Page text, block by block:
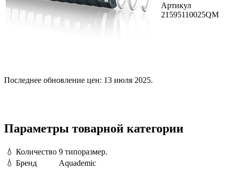
Артикул
21595110025QM
Последнее обновление цен: 13 июля 2025.
Параметры товарной категории
💧 Количество 9 типоразмер.
💧 Бренд Aquademic